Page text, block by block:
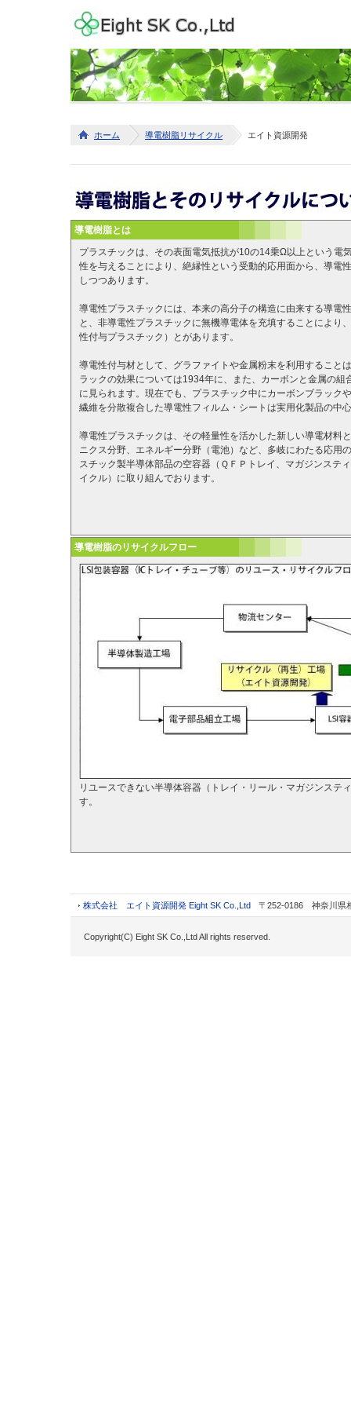
ホーム 導電樹脂リサイクル エイト資源開発
導電樹脂とは
プラスチックは、その表面電気抵抗が10の14乗Ω以上という電
性を与えることにより、絶縁性という受動的応用面から、導電
しつつあります。
導電性プラスチックには、本来の高分子の構造に由来する導電
と、非導電性プラスチックに無機導電体を充填することにより
性付与プラスチック）とがあります。
導電性付与材として、グラファイトや金属粉末を利用すること
ラックの効果については1934年に、また、カーボンと金属の
に見られます。現在でも、プラスチック中にカーボンブラック
繊維を分散複合した導電性フィルム・シートは実用化製品の中
導電性プラスチックは、その軽量性を活かした新しい導電材料
ニクス分野、エネルギー分野（電池）など、多岐にわたる応用
スチック製半導体部品の空容器（ＱＦＰトレイ、マガジンステ
イクル）に取り組んでおります。
導電樹脂のリサイクルフロー
リユースできない半導体容器（トレイ・リール・マガジンステ
す。
株式会社 エイト資源開発 Eight SK Co.,Ltd 〒252-0186 神奈川県
Copyright(C) Eight SK Co.,Ltd All rights reserved.